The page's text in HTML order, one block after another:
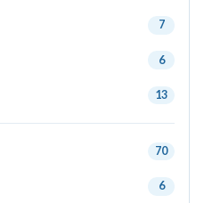
7
6
13
70
6